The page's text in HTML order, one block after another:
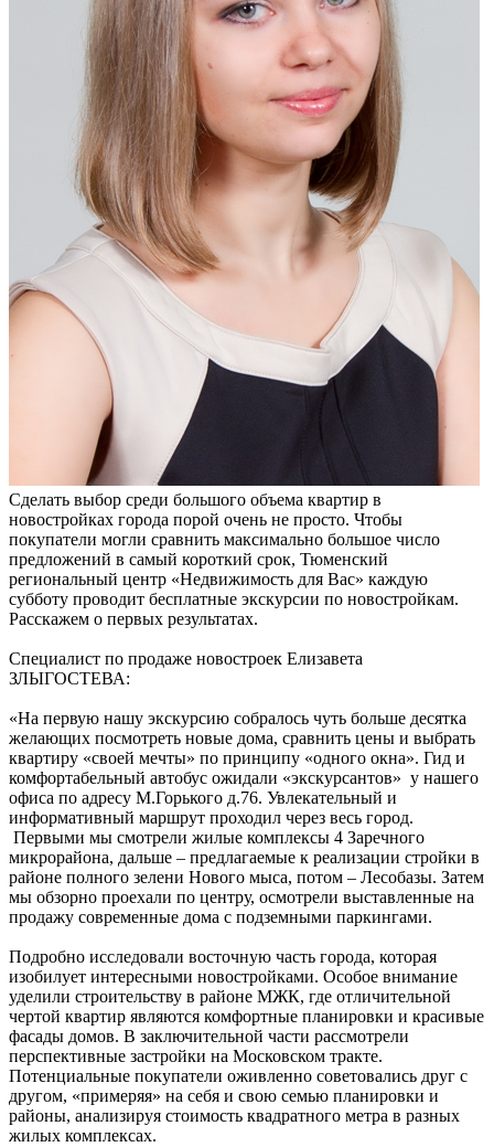
Сделать выбор среди большого объема квартир в
новостройках города порой очень не просто. Чтобы
покупатели могли сравнить максимально большое число
предложений в самый короткий срок, Тюменский
региональный центр «Недвижимость для Вас» каждую
субботу проводит бесплатные экскурсии по новостройкам.
Расскажем о первых результатах.
Специалист по продаже новостроек Елизавета
ЗЛЫГОСТЕВА:
«На первую нашу экскурсию собралось чуть больше десятка
желающих посмотреть новые дома, сравнить цены и выбрать
квартиру «своей мечты» по принципу «одного окна». Гид и
комфортабельный автобус ожидали «экскурсантов» у нашего
офиса по адресу М.Горького д.76. Увлекательный и
информативный маршрут проходил через весь город.
Первыми мы смотрели жилые комплексы 4 Заречного
микрорайона, дальше – предлагаемые к реализации стройки в
районе полного зелени Нового мыса, потом – Лесобазы. Затем
мы обзорно проехали по центру, осмотрели выставленные на
продажу современные дома с подземными паркингами.
Подробно исследовали восточную часть города, которая
изобилует интересными новостройками. Особое внимание
уделили строительству в районе МЖК, где отличительной
чертой квартир являются комфортные планировки и красивые
фасады домов. В заключительной части рассмотрели
перспективные застройки на Московском тракте.
Потенциальные покупатели оживленно советовались друг с
другом, «примеряя» на себя и свою семью планировки и
районы, анализируя стоимость квадратного метра в разных
жилых комплексах.